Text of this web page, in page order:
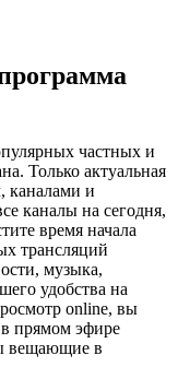
частных и
Только актуальная
каналами и
каналы на сегодня,
время начала
трансляций
музыка,
удобства на
online, вы
в прямом эфире
вещающие в